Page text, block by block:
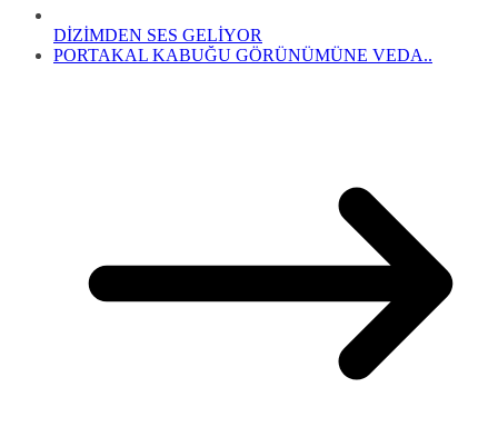
DİZİMDEN SES GELİYOR
PORTAKAL KABUĞU GÖRÜNÜMÜNE VEDA..